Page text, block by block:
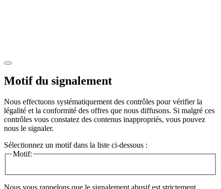
Motif du signalement
Nous effectuons systématiquement des contrôles pour vérifier la
légalité et la conformité des offres que nous diffusons. Si malgré ces
contrôles vous constatez des contenus inappropriés, vous pouvez
nous le signaler.
Sélectionnez un motif dans la liste ci-dessous :
Motif:
Nous vous rappelons que le signalement abusif est strictement